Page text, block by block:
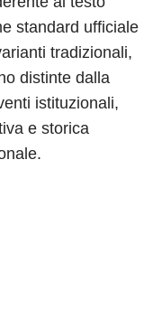
standard ufficiale
tradizionali,
distinte dalla
istituzionali,
e storica